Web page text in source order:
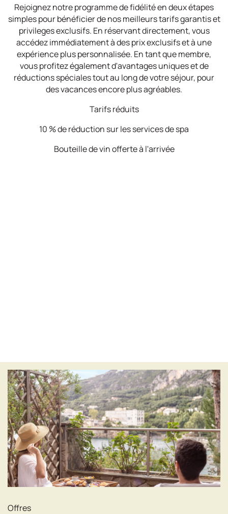
Rejoignez notre programme de fidélité en deux étapes
simples pour bénéficier de nos meilleurs tarifs garantis et
privileges exclusifs. En réservant directement, vous
accédez immédiatement à des prix exclusifs et à une
expérience plus personnalisée. En tant que membre,
vous profitez également d'avantages uniques et de
réductions spéciales tout au long de votre séjour, pour
des vacances encore plus agréables.
Tarifs réduits
10 % de réduction sur les services de spa
Bouteille de vin offerte à l'arrivée
Offres